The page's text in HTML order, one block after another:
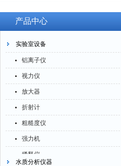
产品中心
实验室设备
铝离子仪
视力仪
放大器
折射计
粗糙度仪
强力机
稀释仪
水质分析仪器